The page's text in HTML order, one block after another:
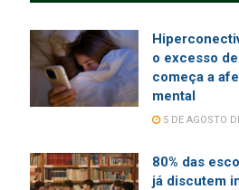
o excesso
começa a
mental
5 DE AGOSTO
80% das
já discutem